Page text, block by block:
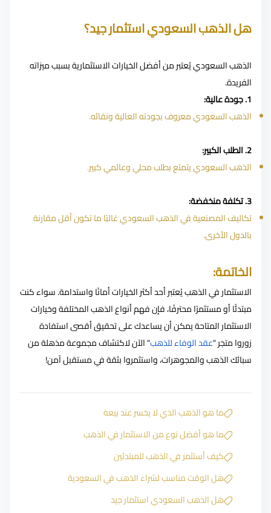
هل الذهب السعودي استثمار جيد؟
الذهب السعودي يُعتبر من أفضل الخيارات الاستثمارية بسبب ميزاته
الفريدة.
1. جودة عالية:
الذهب السعودي معروف بجودته العالية ونقائه.
2. الطلب الكبير:
الذهب السعودي يتمتع بطلب محلي وعالمي كبير.
3. تكلفة منخفضة:
تكاليف المصنعية في الذهب السعودي غالبًا ما تكون أقل مقارنة
بالدول الأخرى.
الخاتمة:
الاستثمار في الذهب يُعتبر أحد أكثر الخيارات أمانًا واستدامة. سواء كنت
مبتدئًا أو مستثمرًا محترفًا، فإن فهم أنواع الذهب المختلفة وخيارات
الاستثمار المتاحة يمكن أن يساعدك على تحقيق أقصى استفادة
زوروا متجر "عقد الوفاء للذهب" الآن لاكتشاف مجموعة مذهلة من
سبائك الذهب والمجوهرات، واستثمروا بثقة في مستقبل آمن!
ما هو الذهب الذي لا يخسر عند بيعه
ما هو أفضل نوع من الاستثمار في الذهب
كيف أستثمر في الذهب للمبتدئين
هل الوقت مناسب لشراء الذهب في السعودية
هل الذهب السعودي استثمار جيد